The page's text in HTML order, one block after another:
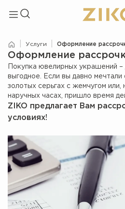
Услуги Оформление
Оформление
Покупка ювелирных украшений –
выгодное. Если вы давно мечтали
золотых серьгах с жемчугом или,
наручных часах, пришло время
ZIKO предлагает Вам
условиях!